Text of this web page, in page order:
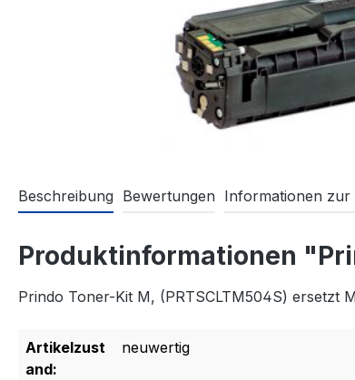
Beschreibung Bewertungen Informationen zur
Produktinformationen
Prindo Toner-Kit M, (PRTSCLTM504S) ersetzt
Artikelzust
and:
neuwertig